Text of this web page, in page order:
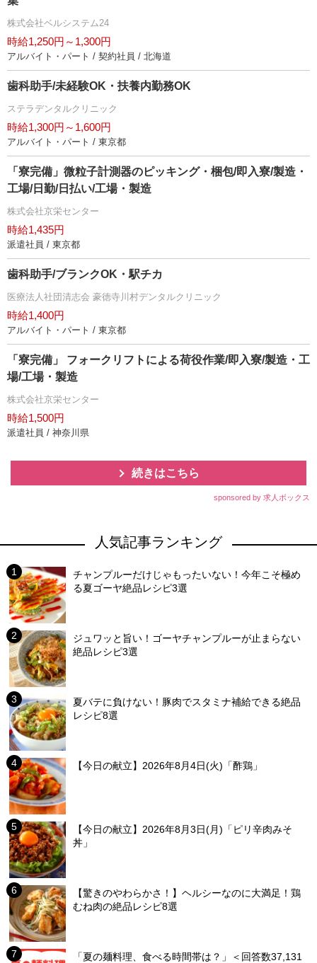
株式会社ベルシステム24
時給1,250円～1,300円
アルバイト・パート / 契約社員 / 北海道
歯科助手/未経験OK・扶養内勤務OK
ステラデンタルクリニック
時給1,300円～1,600円
アルバイト・パート / 東京都
「寮完備」微粒子計測器のピッキング・梱包/即入寮/製造・
工場/日勤/日払い/工場・製造
株式会社京栄センター
時給1,435円
派遣社員 / 東京都
歯科助手/ブランクOK・駅チカ
医療法人社団清志会 豪徳寺川村デンタルクリニック
時給1,400円
アルバイト・パート / 東京都
「寮完備」 フォークリフトによる荷役作業/即入寮/製造・工
場/工場・製造
株式会社京栄センター
時給1,500円
派遣社員 / 神奈川県
続きはこちら
sponsored by 求人ボックス
人気記事ランキング
チャンプルーだけじゃもったいない！今年こそ極め
る夏ゴーヤ絶品レシピ3選
ジュワッと旨い！ゴーヤチャンプルーが止まらない
絶品レシピ3選
夏バテに負けない！豚肉でスタミナ補給できる絶品
レシピ8選
【今日の献立】2026年8月4日(火)「酢鶏」
【今日の献立】2026年8月3日(月)「ピリ辛肉みそ
丼」
【驚きのやわらかさ！】ヘルシーなのに大満足！鶏
むね肉の絶品レシピ8選
「夏の麺料理、食べる時間帯は？」＜回答数37,131